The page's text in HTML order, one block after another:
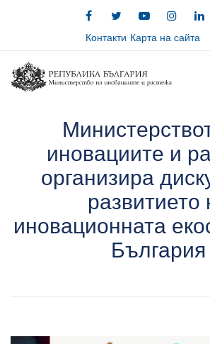
Контакти Карта на сайта
иновациите и
организира
развитието
иновационната
България